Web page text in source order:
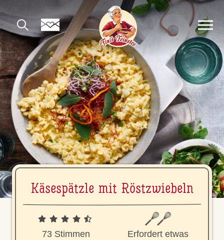
Kä­se­spätz­le mit Röst­zwie­beln
73 Stimmen
Erfordert etwas